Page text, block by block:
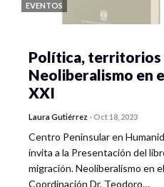
EVENTOS
Política, territorios
Neoliberalismo en
XXI
Laura Gutiérrez -Oct 18, 2023
Centro Peninsular en
invita a la Presentación del
migración. Neoliberalismo en
Coordinación Dr. Teodoro…